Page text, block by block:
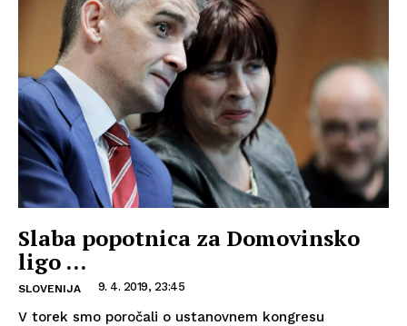
Slaba popotnica za Domovinsko
ligo …
SLOVENIJA 9. 4. 2019, 23:45
V torek smo poročali o ustanovnem kongresu